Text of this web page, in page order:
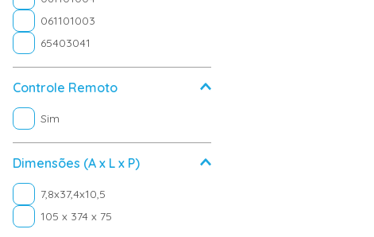
061101003
65403041
Controle Remoto
Sim
Dimensões (A x L x P)
7,8x37,4x10,5
105 x 374 x 75